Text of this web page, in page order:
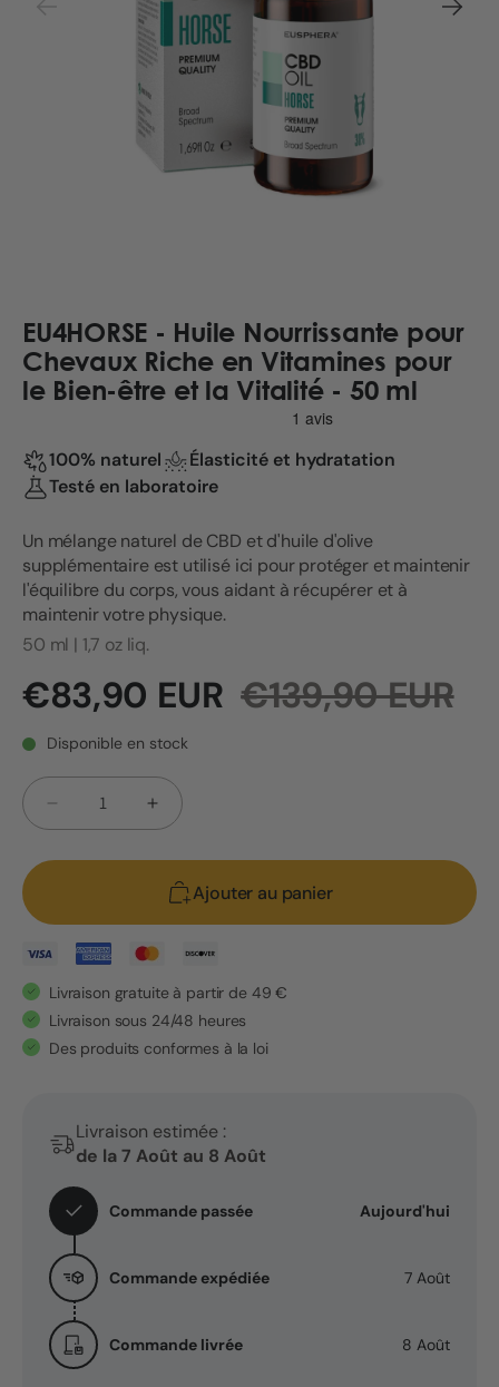
EU4HORSE - Huile Nourrissante pour
Chevaux Riche en Vitamines pour
le Bien-être et la Vitalité - 50 ml
100% naturel
Élasticité et hydratation
Testé en laboratoire
Un mélange naturel de CBD et d'huile d'olive
supplémentaire est utilisé ici pour protéger et maintenir
l'équilibre du corps, vous aidant à récupérer et à
maintenir votre physique.
50 ml | 1,7 oz liq.
Prix
promotionnel
€83,90 EUR
Prix
habituel
€139,90 EUR
Disponible en stock
Réduire
EU4HORSE
-
Huile
Nourrissante
pour
Chevaux
Vitamines
le
Bien-
être
et
la
Vitalité
-
Augmenter
de
EU4HORSE
-
Huile
Nourrissante
pour
Vitamines
le
et
Vitalité
Ajouter au panier
Livraison gratuite à partir de 49 €
Livraison sous 24/48 heures
Des produits conformes à la loi
Livraison estimée :
de la 7 Août au 8 Août
Commande passée Aujourd'hui
Commande expédiée 7 Août
Commande livrée 8 Août